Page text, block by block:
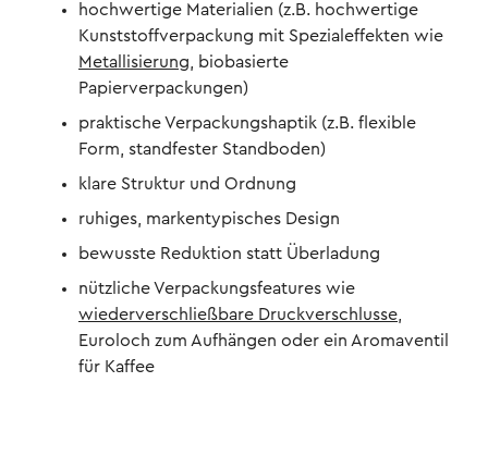
hochwertige Materialien (z.B. hochwertige
Kunststoffverpackung mit Spezialeffekten wie
Metallisierung, biobasierte
Papierverpackungen)
praktische Verpackungshaptik (z.B. flexible
Form, standfester Standboden)
klare Struktur und Ordnung
ruhiges, markentypisches Design
bewusste Reduktion statt Überladung
nützliche Verpackungsfeatures wie
wiederverschließbare Druckverschlusse,
Euroloch zum Aufhängen oder ein Aromaventil
für Kaffee